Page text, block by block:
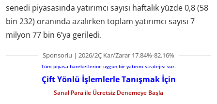
senedi piyasasında yatırımcı sayısı haftalık yüzde 0,8 (58
bin 232) oranında azalırken toplam yatırımcı sayısı 7
milyon 77 bin 6’ya geriledi.
Sponsorlu | 2026/2Ç Kar/Zarar 17.84%-82.16%
Tüm piyasa hareketlerine uygun bir yatırım stratejisi var.
Çift Yönlü İşlemlerle Tanışmak İçin
Sanal Para ile Ücretsiz Denemeye Başla